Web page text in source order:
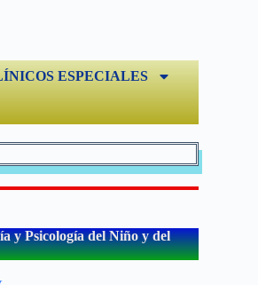
ESPECIALES
y Psicología del Niño y del